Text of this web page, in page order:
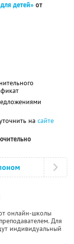
детей» от
на сайте
онлайн-школы
Для
индивидуальный